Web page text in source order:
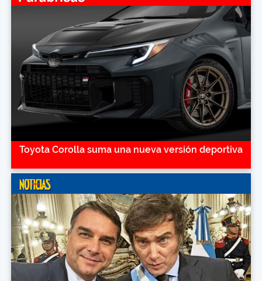
Toyota Corolla suma una nueva versión deportiva